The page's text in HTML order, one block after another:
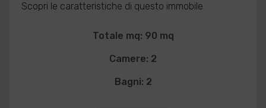
Scopri le caratteristiche di questo immobile
Totale mq: 90 mq
Camere: 2
Bagni: 2